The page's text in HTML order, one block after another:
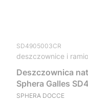
SD4905003CR
deszczownice i
Deszczownica
Sphera Galles
SPHERA DOCCE